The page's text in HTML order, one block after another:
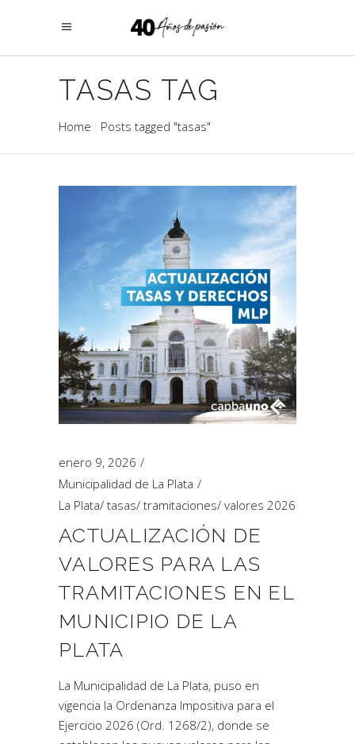
TASAS TAG
Home Posts tagged "tasas"
enero 9, 2026
Municipalidad de La Plata
La Plata/ tasas/ tramitaciones/ valores 2026
ACTUALIZACIÓN DE
VALORES PARA LAS
TRAMITACIONES EN EL
MUNICIPIO DE LA
PLATA
La Municipalidad de La Plata, puso en
vigencia la Ordenanza Impositiva para el
Ejercicio 2026 (Ord. 1268/2), donde se